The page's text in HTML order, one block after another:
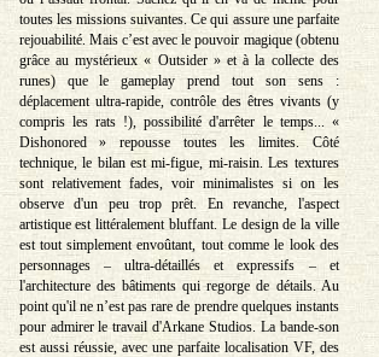
toutes les missions suivantes. Ce qui assure une parfaite
rejouabilité. Mais c’est avec le pouvoir magique (obtenu
grâce au mystérieux « Outsider » et à la collecte des
runes) que le gameplay prend tout son sens :
déplacement ultra-rapide, contrôle des êtres vivants (y
compris les rats !), possibilité d'arrêter le temps... «
Dishonored » repousse toutes les limites. Côté
technique, le bilan est mi-figue, mi-raisin. Les textures
sont relativement fades, voir minimalistes si on les
observe d'un peu trop prêt. En revanche, l'aspect
artistique est littéralement bluffant. Le design de la ville
est tout simplement envoûtant, tout comme le look des
personnages – ultra-détaillés et expressifs – et
l'architecture des bâtiments qui regorge de détails. Au
point qu'il ne n’est pas rare de prendre quelques instants
pour admirer le travail d'Arkane Studios. La bande-son
est aussi réussie, avec une parfaite localisation VF, des